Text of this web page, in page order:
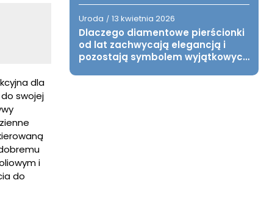
dla
swojej
i
do
Uroda / 13 kwietnia 2026
Dlaczego diamentowe pierścionki
od lat zachwycają elegancją i
pozostają symbolem wyjątkowych